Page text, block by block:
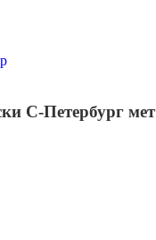
С-Петербург мет